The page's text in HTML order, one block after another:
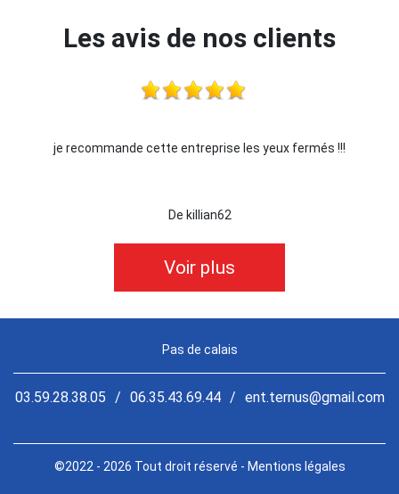
Les avis de nos clients
je recommande cette entreprise les yeux fermés !!!
De killian62
Voir plus
Pas de calais
03.59.28.38.05 / 06.35.43.69.44 / ent.ternus@gmail.com
©2022 - 2026 Tout droit réservé - Mentions légales